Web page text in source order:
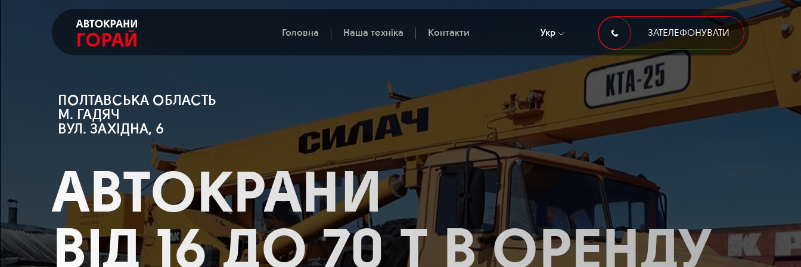
Головна Наша техніка Контакти Укр ЗАТЕЛЕФОНУВАТИ
ПОЛТАВСЬКА ОБЛАСТЬ
М. ГАДЯЧ
ВУЛ. ЗАХІДНА, 6
АВТОКРАНИ
ВІД 16 ДО 70 Т В ОРЕНДУ